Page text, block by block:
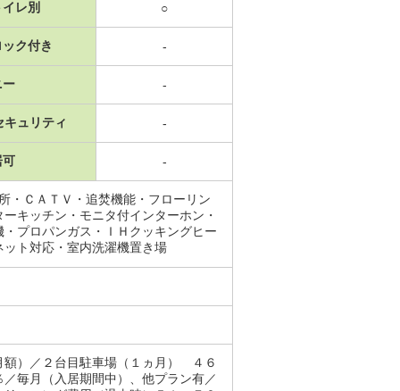
レ別 ○
ク付き -
ー -
キュリティ -
可 -
・ＣＡＴＶ・追焚機能・フローリン
キッチン・モニタ付インターホン・
プロパンガス・ＩＨクッキングヒー
ト対応・室内洗濯機置き場
）／２台目駐車場（１ヵ月） ４６
毎月（入居期間中）、他プラン有／